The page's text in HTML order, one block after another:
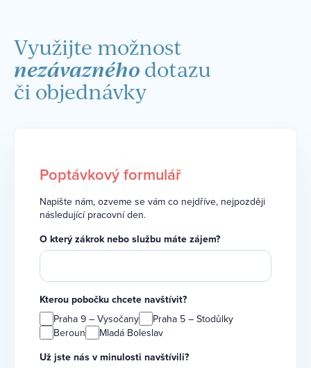
Využijte možnost
nezávazného dotazu
či objednávky
Poptávkový formulář
Napište nám, ozveme se vám co nejdříve, nejpozději
následující pracovní den.
O který zákrok nebo službu máte zájem?
Kterou pobočku chcete navštívit?
Praha 9 – Vysočany
Praha 5 – Stodůlky
Beroun
Mladá Boleslav
Už jste nás v minulosti navštívili?